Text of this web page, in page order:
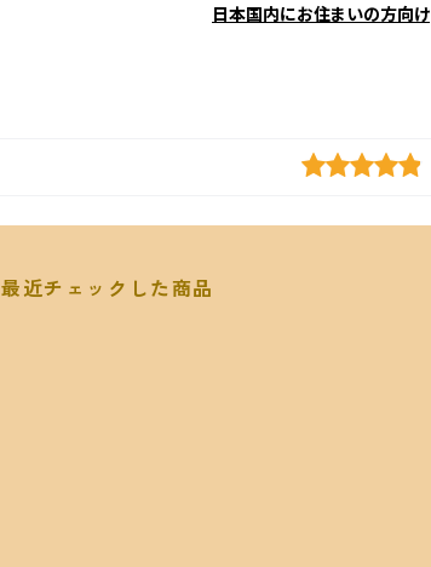
日本国内にお住まいの方向け
最近チェックした商品